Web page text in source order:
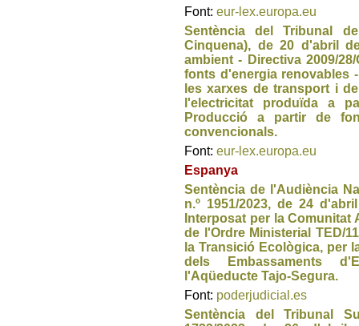
Font: eur-lex.europa.eu
Sentència del Tribunal
Cinquena), de 20 d'abril
ambient - Directiva 2009/
fonts d'energia renovables
les xarxes de transport i
l'electricitat produïda a
Producció a partir de
convencionals.
Font: eur-lex.europa.eu
Espanya
Sentència de l'Audiència
n.º 1951/2023, de 24
Interposat per la
de l'Ordre Ministerial TED/
la Transició Ecològica, per
dels Embassaments
l'Aqüeducte Tajo-Segura.
Font: poderjudicial.es
Sentència del Tribunal